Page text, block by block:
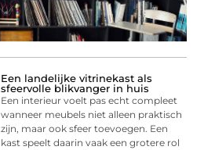
Een landelijke vitrinekast als
sfeervolle blikvanger in huis
Een interieur voelt pas echt compleet
wanneer meubels niet alleen praktisch
zijn, maar ook sfeer toevoegen. Een
kast speelt daarin vaak een grotere rol